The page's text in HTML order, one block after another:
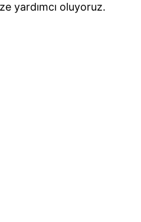
yardımcı oluyoruz.